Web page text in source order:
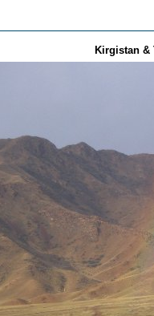
Kirgistan &